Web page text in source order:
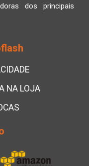
dos principais
NA LOJA